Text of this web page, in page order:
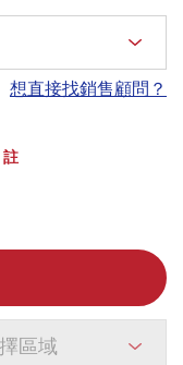
想直接找銷售顧問？
註